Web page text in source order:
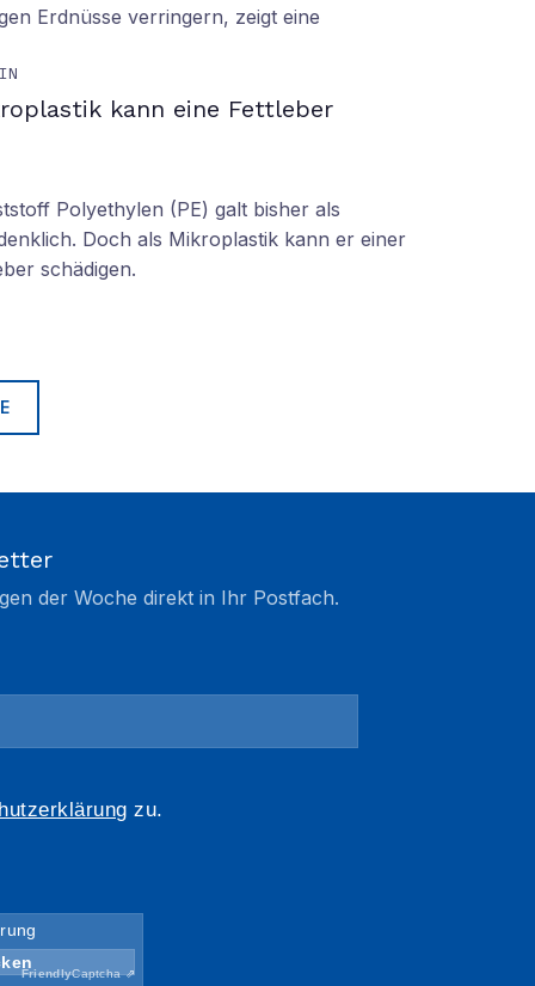
Erdnüsse verringern, zeigt eine
kann eine Fettleber
Polyethylen (PE) galt bisher als
Doch als Mikroplastik kann er einer
schädigen.
der Woche direkt in Ihr Postfach.